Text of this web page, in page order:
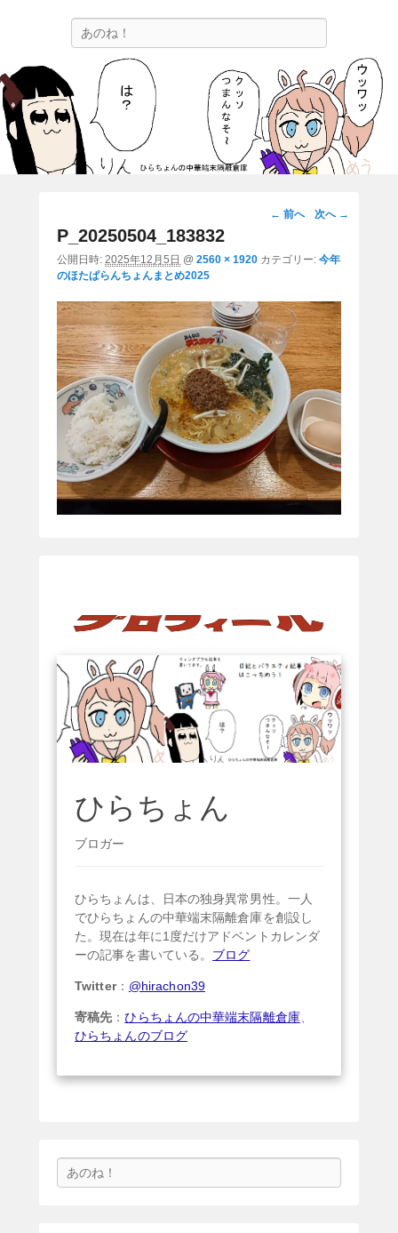
ひらちょんの中華端末隔離倉庫
ほたがページ上部にある検索バーを消してくれたサイトです。
画
シ
ョ
ン
← 前へ 次へ →
P_20250504_183832
公開日時: 2025年12月5日 @ 2560 × 1920 カテゴリー: 今年
のほたぱらんちょんまとめ2025
ひらちょん
ブロガー
ひらちょんは、日本の独身異常男性。一人
でひらちょんの中華端末隔離倉庫を創設し
た。現在は年に1度だけアドベントカレンダ
ーの記事を書いている。 ブログ
Twitter： @hirachon39
寄稿先 ：ひらちょんの中華端末隔離倉庫、
ひらちょんのブログ
索